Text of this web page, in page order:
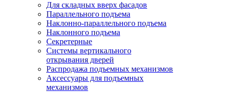
Для складных вверх фасадов
Параллельного подъема
Наклонно-параллельного подъема
Наклонного подъема
Секретерные
Системы вертикального
открывания дверей
Распродажа подъемных механизмов
Аксессуары для подъемных
механизмов